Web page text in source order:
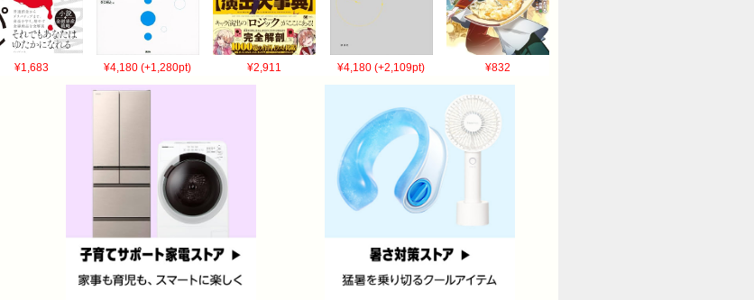
¥1,683 ¥4,180 (+1,280pt) ¥2,911 ¥4,180 (+2,109pt) ¥832